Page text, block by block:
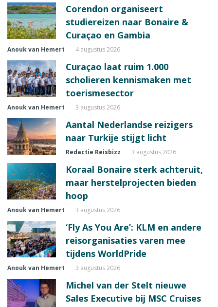
Corendon organiseert
studiereizen naar Bonaire &
Curaçao en Gambia
Anouk van Hemert 4 augustus 2026
Curaçao laat ruim 1.000
scholieren kennismaken met
toerismesector
Anouk van Hemert 3 augustus 2026
Aantal Nederlandse reizigers
naar Turkije stijgt licht
Redactie Reisbizz 3 augustus 2026
Koraal Bonaire sterk achteruit,
maar herstelprojecten bieden
hoop
Anouk van Hemert 3 augustus 2026
‘Fly As You Are’: KLM en andere
reisorganisaties varen mee
tijdens WorldPride
Anouk van Hemert 3 augustus 2026
Michel van der Stelt nieuwe
Sales Executive bij MSC Cruises